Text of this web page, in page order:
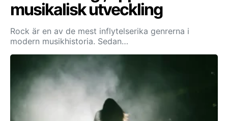
musikalisk utveckling
Rock är en av de mest inflytelserika genrerna i
modern musikhistoria. Sedan…